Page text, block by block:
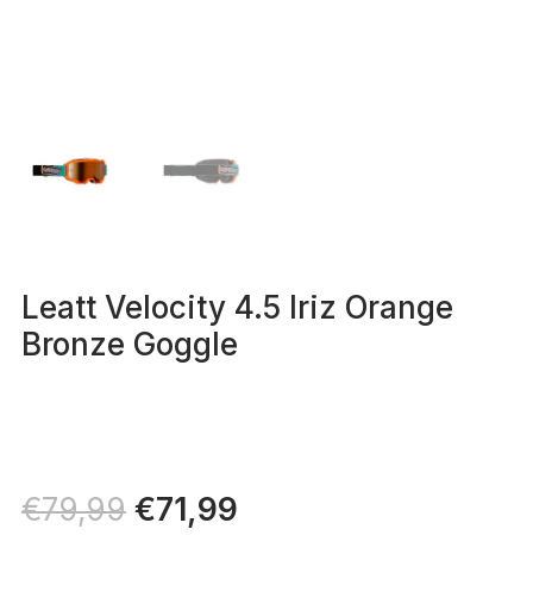
Leatt Velocity 4.5 Iriz Orange
Bronze Goggle
€79,99 Il
prezzo
€71,99Il